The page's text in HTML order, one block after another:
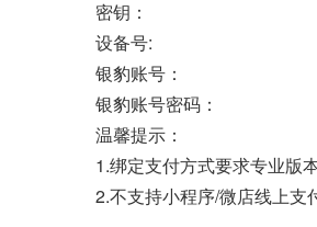
密钥：
设备号:
银豹账号：
银豹账号密码：
温馨提示：
1.绑定支付方式要求专业版
2.不支持小程序/微店线上支